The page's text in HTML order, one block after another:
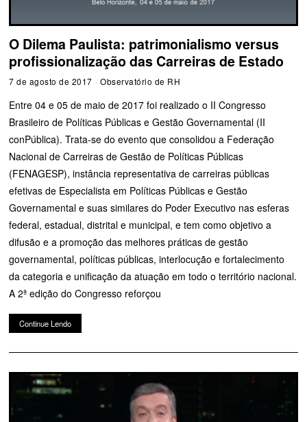
O Dilema Paulista: patrimonialismo versus
profissionalização das Carreiras de Estado
7 de agosto de 2017 Observatório de RH
Entre 04 e 05 de maio de 2017 foi realizado o II Congresso
Brasileiro de Políticas Públicas e Gestão Governamental (II
conPública). Trata-se do evento que consolidou a Federação
Nacional de Carreiras de Gestão de Políticas Públicas
(FENAGESP), instância representativa de carreiras públicas
efetivas de Especialista em Políticas Públicas e Gestão
Governamental e suas similares do Poder Executivo nas esferas
federal, estadual, distrital e municipal, e tem como objetivo a
difusão e a promoção das melhores práticas de gestão
governamental, políticas públicas, interlocução e fortalecimento
da categoria e unificação da atuação em todo o território nacional.
A 2ª edição do Congresso reforçou
Continue Lendo